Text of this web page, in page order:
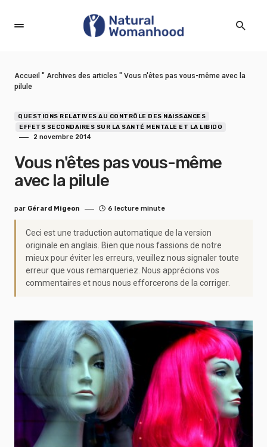
Accueil " Archives des articles " Vous n'êtes pas vous-même avec la
pilule
QUESTIONS RELATIVES AU CONTRÔLE DES NAISSANCES
EFFETS SECONDAIRES SUR LA SANTÉ MENTALE ET LA LIBIDO
2 novembre 2014
Vous n'êtes pas vous-même
avec la pilule
par Gérard Migeon 6 lecture minute
Ceci est une traduction automatique de la version
originale en anglais. Bien que nous fassions de notre
mieux pour éviter les erreurs, veuillez nous signaler toute
erreur que vous remarqueriez. Nous apprécions vos
commentaires et nous nous efforcerons de la corriger.